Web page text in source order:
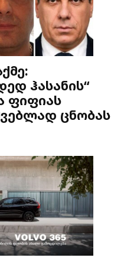
ჰასანის“
ფიფიას
ცნობას